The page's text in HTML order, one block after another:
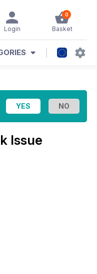
0
Basket
Login
Issue
Foundation.